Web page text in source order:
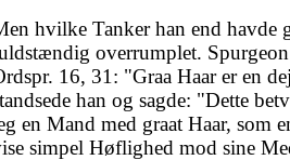
hvilke Tanker han end havde
overrumplet.
16, 31: "Graa Haar er en
han og sagde: "Dette
en Mand med graat Haar, som
simpel Høflighed mod sine